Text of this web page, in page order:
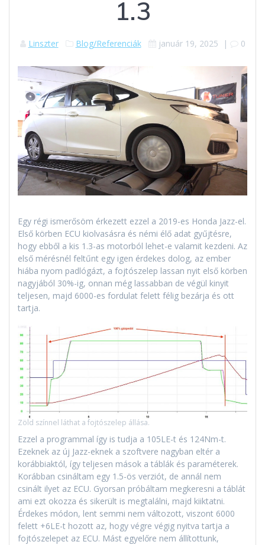
1.3
Linszter Blog/Referenciák január 19, 2025 | 0
Egy régi ismerősöm érkezett ezzel a 2019-es Honda Jazz-el.
Első körben ECU kiolvasásra és némi élő adat gyűjtésre,
hogy ebből a kis 1.3-as motorból lehet-e valamit kezdeni. Az
első mérésnél feltűnt egy igen érdekes dolog, az ember
hiába nyom padlógázt, a fojtószelep lassan nyit első körben
nagyjából 30%-ig, onnan még lassabban de végül kinyit
teljesen, majd 6000-es fordulat felett félig bezárja és ott
tartja.
Zöld színnel láthat a fojtószelep állása.
Ezzel a programmal így is tudja a 105LE-t és 124Nm-t.
Ezeknek az új Jazz-eknek a szoftvere nagyban eltér a
korábbiaktól, így teljesen mások a táblák és paraméterek.
Korábban csináltam egy 1.5-ös verziót, de annál nem
csinált ilyet az ECU. Gyorsan próbáltam megkeresni a táblát
ami ezt okozza és sikerült is megtalálni, majd kiiktatni.
Érdekes módon, lent semmi nem változott, viszont 6000
felett +6LE-t hozott az, hogy végre végig nyitva tartja a
fojtószelepet az ECU. Mást egyelőre nem állítottunk,